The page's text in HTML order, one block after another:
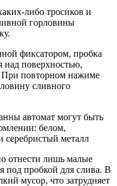
либо тросиков и
горловины
фиксатором, пробка
над поверхностью,
При повторном нажиме
сливного
автомат могут быть
белом,
серебристый металл
отнести лишь малые
под пробкой для слива. В
мусор, что затрудняет